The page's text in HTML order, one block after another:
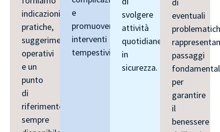
indicazioni
pratiche,
suggerimenti
operativi
e un
punto
di
riferimento
sempre
e
promuovendo
interventi
tempestivi.
svolgere
attività
quotidiane
in
sicurezza.
di
eventuali
passaggi
per
garantire
il
benessere